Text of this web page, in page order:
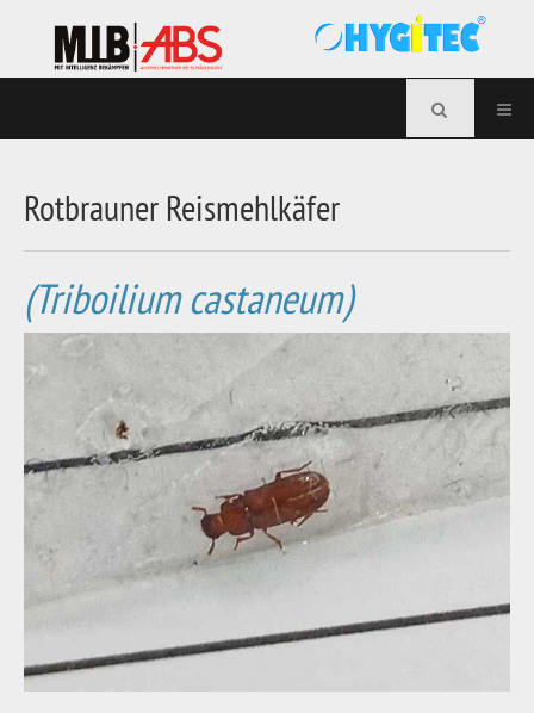
Rotbrauner Reismehlkäfer
(Triboilium castaneum)